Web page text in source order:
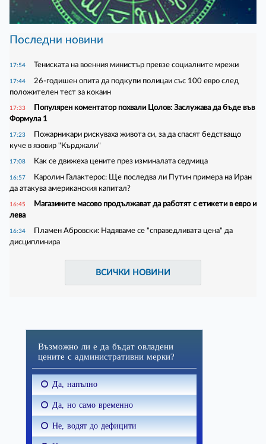
Последни новини
17:54 Тениската на военния министър превзе социалните мрежи
17:44
26-годишен опита да подкупи полицаи със 100 евро след
положителен тест за кокаин
17:33
Популярен коментатор похвали Цолов: Заслужава да бъде във
Формула 1
17:23
Пожарникари рискуваха живота си, за да спасят бедстващо
куче в язовир "Кърджали"
17:08 Как се движеха цените през изминалата седмица
16:57
Каролин Галактерос: Ще последва ли Путин примера на Иран
да атакува американския капитал?
16:45
Магазините масово продължават да работят с етикети в евро и
лева
16:34
Пламен Абровски: Надяваме се "справедливата цена" да
дисциплинира
ВСИЧКИ НОВИНИ